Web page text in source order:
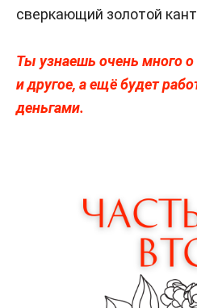
сверкающий золотой
Ты узнаешь очень много
и другое, а ещё будет
деньгами.